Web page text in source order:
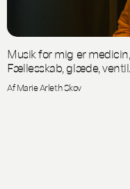
Musik for mig er
Fællesskab, glæde,
AfMarie Arleth Skov